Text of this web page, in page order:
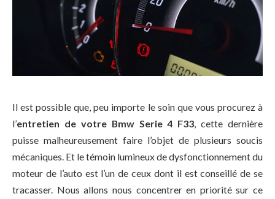
Il est possible que, peu importe le soin que vous procurez à
l’entretien de votre Bmw Serie 4 F33 , cette dernière
puisse malheureusement faire l’objet de plusieurs soucis
mécaniques. Et le témoin lumineux de dysfonctionnement du
moteur de l’auto est l’un de ceux dont il est conseillé de se
tracasser. Nous allons nous concentrer en priorité sur ce